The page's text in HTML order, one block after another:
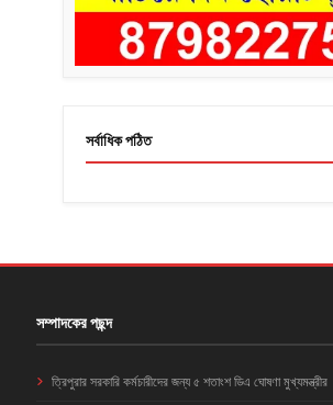
সর্বাধিক পঠিত
সম্পাদকের পছন্দ
ত্রিপুরার সরকারি কর্মচারীদের জন্য ৫ শতাংশ ডিএ ঘোষণা মুখ্যমন্ত্রীর